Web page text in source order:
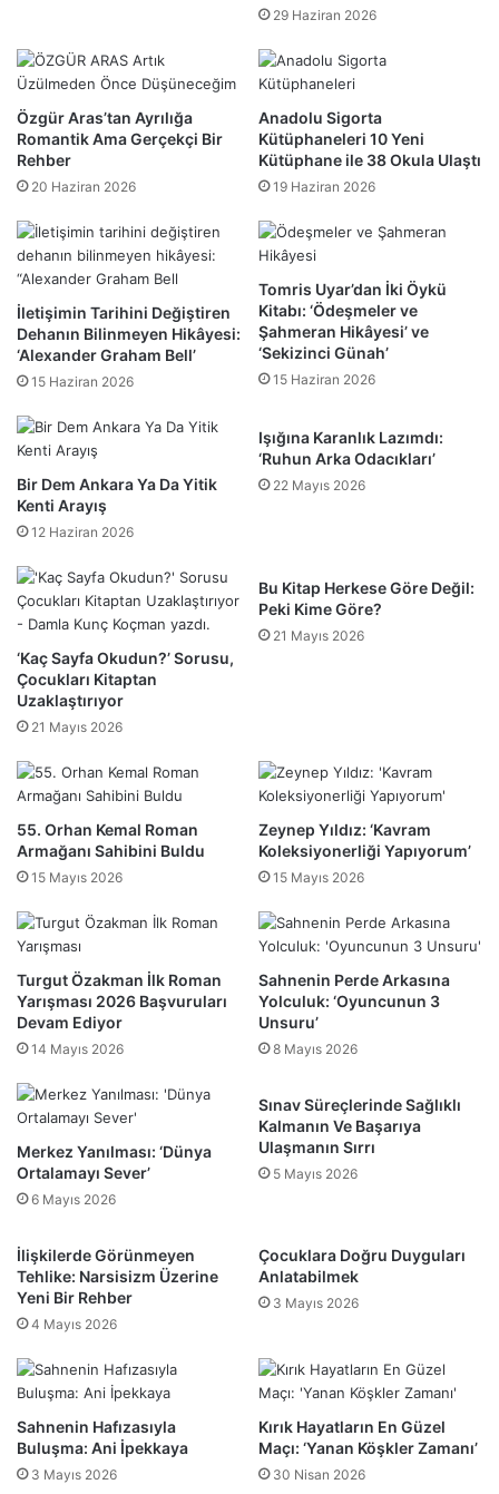
29 Haziran 2026
Özgür Aras’tan Ayrılığa
Romantik Ama Gerçekçi Bir
Rehber
20 Haziran 2026
Anadolu Sigorta
Kütüphaneleri 10 Yeni
Kütüphane ile 38 Okula Ulaştı
19 Haziran 2026
İletişimin Tarihini Değiştiren
Dehanın Bilinmeyen Hikâyesi:
‘Alexander Graham Bell’
15 Haziran 2026
Tomris Uyar’dan İki Öykü
Kitabı: ‘Ödeşmeler ve
Şahmeran Hikâyesi’ ve
‘Sekizinci Günah’
15 Haziran 2026
Bir Dem Ankara Ya Da Yitik
Kenti Arayış
12 Haziran 2026
Işığına Karanlık Lazımdı:
‘Ruhun Arka Odacıkları’
22 Mayıs 2026
‘Kaç Sayfa Okudun?’ Sorusu,
Çocukları Kitaptan
Uzaklaştırıyor
21 Mayıs 2026
Bu Kitap Herkese Göre Değil:
Peki Kime Göre?
21 Mayıs 2026
55. Orhan Kemal Roman
Armağanı Sahibini Buldu
15 Mayıs 2026
Zeynep Yıldız: ‘Kavram
Koleksiyonerliği Yapıyorum’
15 Mayıs 2026
Turgut Özakman İlk Roman
Yarışması 2026 Başvuruları
Devam Ediyor
14 Mayıs 2026
Sahnenin Perde Arkasına
Yolculuk: ‘Oyuncunun 3
Unsuru’
8 Mayıs 2026
Merkez Yanılması: ‘Dünya
Ortalamayı Sever’
6 Mayıs 2026
Sınav Süreçlerinde Sağlıklı
Kalmanın Ve Başarıya
Ulaşmanın Sırrı
5 Mayıs 2026
İlişkilerde Görünmeyen
Tehlike: Narsisizm Üzerine
Yeni Bir Rehber
4 Mayıs 2026
Çocuklara Doğru Duyguları
Anlatabilmek
3 Mayıs 2026
Sahnenin Hafızasıyla
Buluşma: Ani İpekkaya
3 Mayıs 2026
Kırık Hayatların En Güzel
Maçı: ‘Yanan Köşkler Zamanı’
30 Nisan 2026